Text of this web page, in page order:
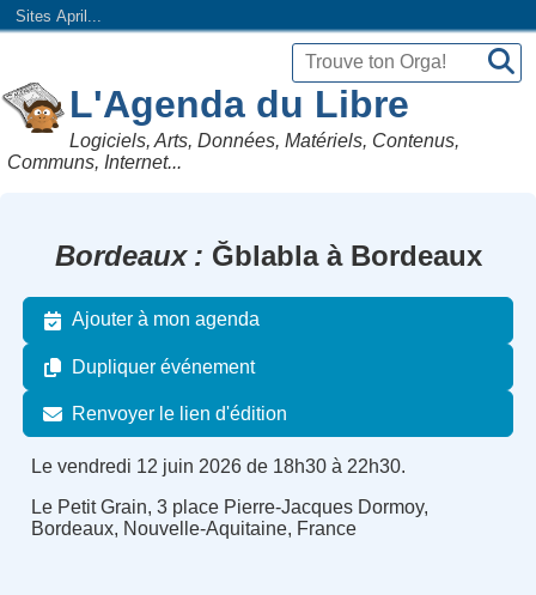
Sites April...
L'Agenda du Libre
Logiciels, Arts, Données, Matériels, Contenus,
Communs, Internet...
Bordeaux Ğblabla à Bordeaux
Ajouter à mon agenda
Dupliquer événement
Renvoyer le lien d'édition
Le vendredi 12 juin 2026 de 18h30 à 22h30.
Le Petit Grain, 3 place Pierre-Jacques Dormoy,
Bordeaux, Nouvelle-Aquitaine, France